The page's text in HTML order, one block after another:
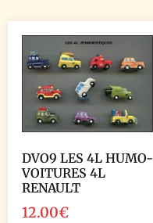
DVO9 LES 4L HUMO-
VOITURES 4L
RENAULT
12.00€